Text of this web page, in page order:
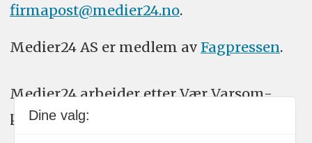
firmapost@medier24.no.
Medier24 AS er medlem av Fagpressen.
Medier24 arbeider etter Vær Varsom-
plakatens regler for god presseskikk.
Dine valg: